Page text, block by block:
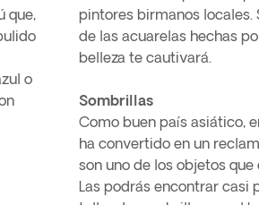
que,
o
pintores birmanos locales.
de las acuarelas hechas
belleza te cautivará.
Sombrillas
Como buen país asiático,
ha convertido en un
son uno de los objetos
Las podrás encontrar casi